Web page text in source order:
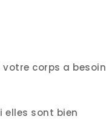
corps a besoin
elles sont bien